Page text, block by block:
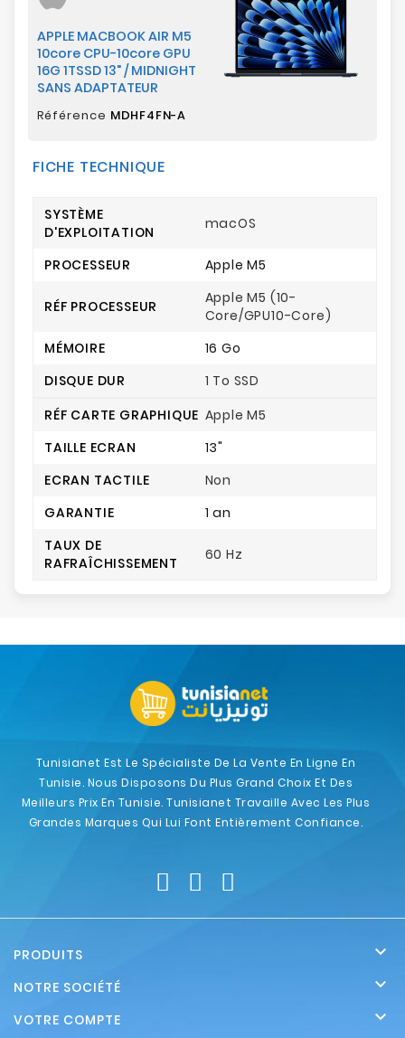
APPLE MACBOOK AIR M5
10core CPU-10core GPU
16G 1TSSD 13" / MIDNIGHT
SANS ADAPTATEUR
Référence MDHF4FN-A
FICHE TECHNIQUE
SYSTÈME
D'EXPLOITATION
macOS
PROCESSEUR Apple M5
RÉF PROCESSEUR
Apple M5 (10-
Core/GPU10-Core)
MÉMOIRE
16 Go
DISQUE DUR
1 To SSD
RÉF CARTE GRAPHIQUE Apple M5
TAILLE ECRAN
13"
ECRAN TACTILE
Non
GARANTIE
1 an
TAUX DE
RAFRAÎCHISSEMENT
60 Hz
Tunisianet Est Le Spécialiste De La Vente En Ligne En
Tunisie. Nous Disposons Du Plus Grand Choix Et Des
Meilleurs Prix En Tunisie. Tunisianet Travaille Avec Les Plus
Grandes Marques Qui Lui Font Entièrement Confiance.
PRODUITS 
NOTRE SOCIÉTÉ 
VOTRE COMPTE 